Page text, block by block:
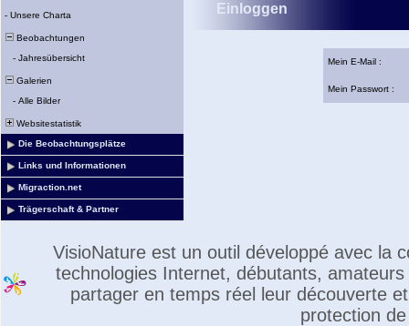
- Unsere Charta
Beobachtungen
- Jahresübersicht
Galerien
- Alle Bilder
Websitestatistik
Die Beobachtungsplätze
Links und Informationen
Migraction.net
Trägerschaft & Partner
Einloggen
Mein E-Mail :
Mein Passwort :
VisioNature est un outil développé avec la
technologies Internet, débutants,
partager en temps réel leur découverte
protection